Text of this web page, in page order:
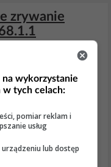
zrywanie
i już nie wiem
na kilku
ok. Niestety kilka
się wejść na 192.168.1.1
i brak możliwości
wykorzystanie
w tych celach:
pomiar reklam i
usług
lub dostęp